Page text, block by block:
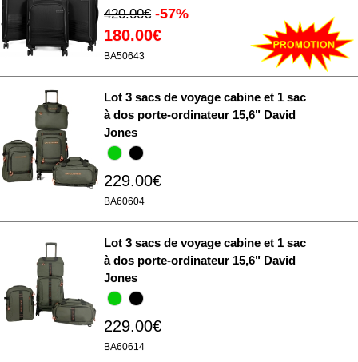
420.00€ -57%
180.00€
BA50643
Lot 3 sacs de voyage cabine et 1 sac
à dos porte-ordinateur 15,6" David
Jones
229.00€
BA60604
Lot 3 sacs de voyage cabine et 1 sac
à dos porte-ordinateur 15,6" David
Jones
229.00€
BA60614